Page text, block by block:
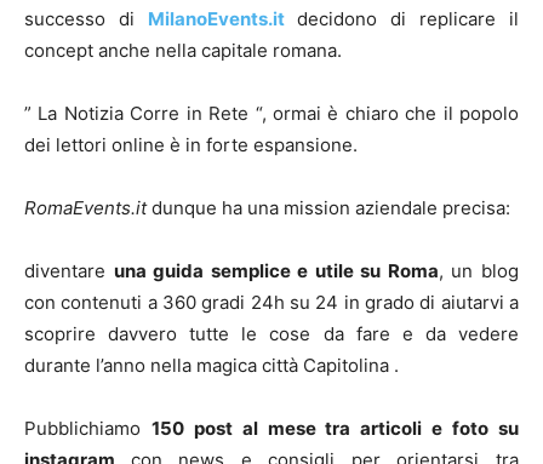
successo di MilanoEvents.it decidono di replicare il
concept anche nella capitale romana.
” La Notizia Corre in Rete “, ormai è chiaro che il popolo
dei lettori online è in forte espansione.
RomaEvents.itdunque ha una mission aziendale precisa:
diventare una guida semplice e utile su Roma, un blog
con contenuti a 360 gradi 24h su 24 in grado di aiutarvi a
scoprire davvero tutte le cose da fare e da vedere
durante l’anno nella magica città Capitolina .
Pubblichiamo 150 post al mese tra articoli e foto su